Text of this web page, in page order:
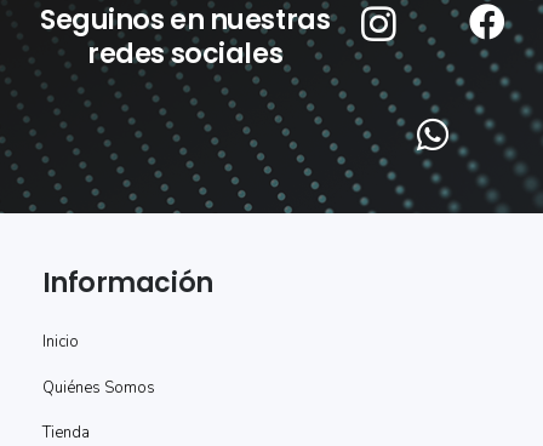
Seguinos en nuestras
redes sociales
Información
Inicio
Quiénes Somos
Tienda